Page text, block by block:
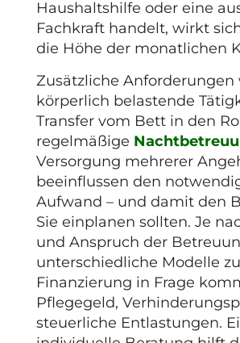
Haushaltshilfe oder eine
Fachkraft handelt, wirkt
die Höhe der monatlichen
Zusätzliche Anforderungen
körperlich belastende
Transfer vom Bett in den
regelmäßige
Versorgung mehrerer
beeinflussen den
Aufwand – und damit den
Sie einplanen sollten. Je
und Anspruch der
unterschiedliche Modelle
Finanzierung in Frage
Pflegegeld,
steuerliche Entlastungen.